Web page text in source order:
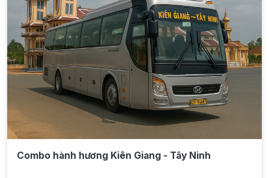
Combo hành hương Kiên Giang - Tây Ninh